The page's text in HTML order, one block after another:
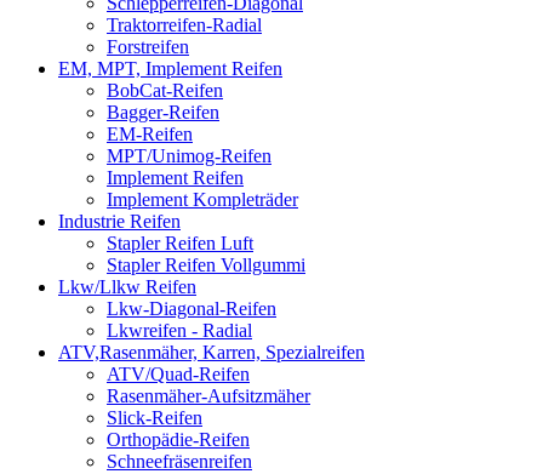
Traktorreifen-Radial
Forstreifen
EM, MPT, Implement Reifen
BobCat-Reifen
Bagger-Reifen
EM-Reifen
MPT/Unimog-Reifen
Implement Reifen
Implement Kompleträder
Industrie Reifen
Stapler Reifen Luft
Stapler Reifen Vollgummi
Lkw/Llkw Reifen
Lkw-Diagonal-Reifen
Lkwreifen - Radial
ATV,Rasenmäher, Karren, Spezialreifen
ATV/Quad-Reifen
Rasenmäher-Aufsitzmäher
Slick-Reifen
Orthopädie-Reifen
Schneefräsenreifen